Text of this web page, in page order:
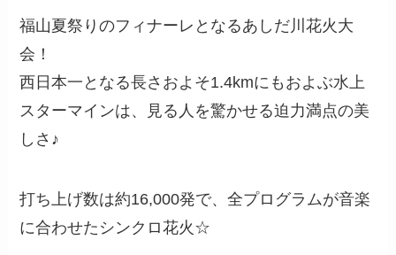
福山夏祭りのフィナーレとなるあしだ川花火大
会！
西日本一となる長さおよそ1.4kmにもおよぶ水上
スターマインは、見る人を驚かせる迫力満点の美
しさ♪
打ち上げ数は約16,000発で、全プログラムが音楽
に合わせたシンクロ花火☆